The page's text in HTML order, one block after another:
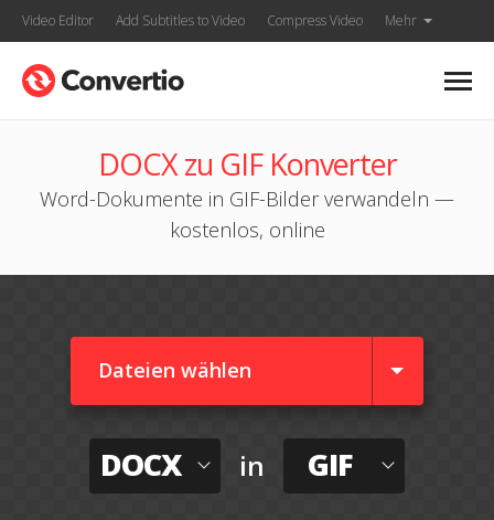
Video Editor Add Subtitles to Video Compress Video Mehr
DOCX zu GIF Konverter
Word-Dokumente in GIF-Bilder verwandeln —
kostenlos, online
Dateien wählen
DOCX in GIF